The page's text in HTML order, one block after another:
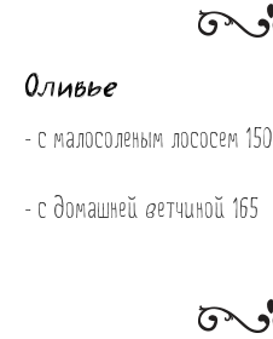
Оливье
- с малосоленым лососем 150
- с домашней ветчиной 165